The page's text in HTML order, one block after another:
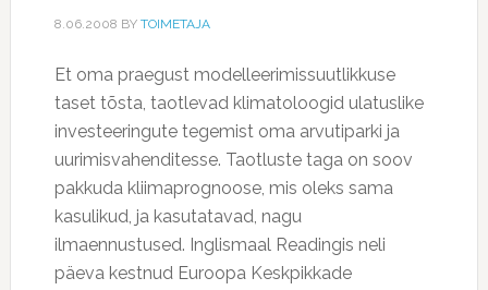
8.06.2008 BY TOIMETAJA
Et oma praegust modelleerimissuutlikkuse
taset tõsta, taotlevad klimatoloogid ulatuslike
investeeringute tegemist oma arvutiparki ja
uurimisvahenditesse. Taotluste taga on soov
pakkuda kliimaprognoose, mis oleks sama
kasulikud, ja kasutatavad, nagu
ilmaennustused. Inglismaal Readingis neli
päeva kestnud Euroopa Keskpikkade